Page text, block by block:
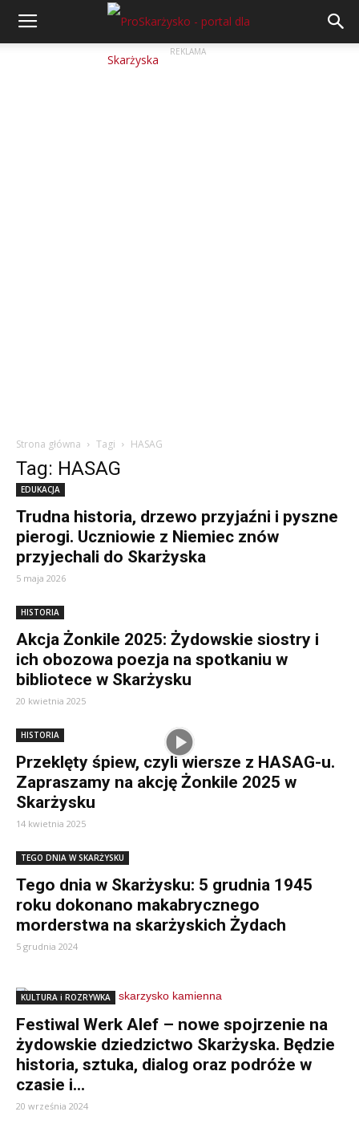
REKLAMA
Strona główna Tagi HASAG
Tag: HASAG
EDUKACJA
Trudna historia, drzewo przyjaźni i pyszne
pierogi. Uczniowie z Niemiec znów
przyjechali do Skarżyska
5 maja 2026
HISTORIA
Akcja Żonkile 2025: Żydowskie siostry i
ich obozowa poezja na spotkaniu w
bibliotece w Skarżysku
20 kwietnia 2025
HISTORIA
Przeklęty śpiew, czyli wiersze z HASAG-u.
Zapraszamy na akcję Żonkile 2025 w
Skarżysku
14 kwietnia 2025
TEGO DNIA W SKARŻYSKU
Tego dnia w Skarżysku: 5 grudnia 1945
roku dokonano makabrycznego
morderstwa na skarżyskich Żydach
5 grudnia 2024
KULTURA i ROZRYWKA
Festiwal Werk Alef – nowe spojrzenie na
żydowskie dziedzictwo Skarżyska. Będzie
historia, sztuka, dialog oraz podróże w
czasie i...
20 września 2024